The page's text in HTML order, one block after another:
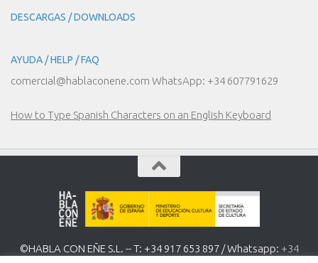
DESCARGAS / DOWNLOADS
AYUDA / HELP / FAQ
comercial@hablaconene.com WhatsApp: +34 607791629
How to Type Spanish Characters on an English Keyboard
©HABLA CON EÑE S.L. -- T: +34 917 653 897 / Whatsapp: +34